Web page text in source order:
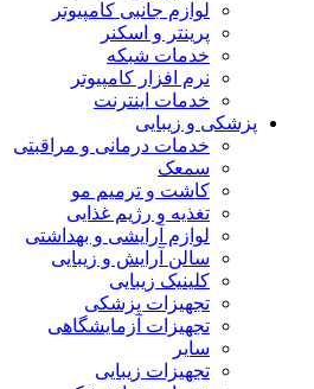
لوازم جانبی کامپیوتر
پرینتر و اسکنر
خدمات شبکه
نرم افزار کامپیوتر
خدمات اینترنت
پزشکی و زیبایی
خدمات درمانی و مراقبتی
سمعک
کاشت و ترمیم مو
تغذیه و رژیم غذایی
لوازم آرایشی و بهداشتی
سالن آرایش و زیبایی
کلینیک زیبایی
تجهیزات پزشکی
تجهیزات آزمایشگاهی
سایر
تجهیزات زیبایی